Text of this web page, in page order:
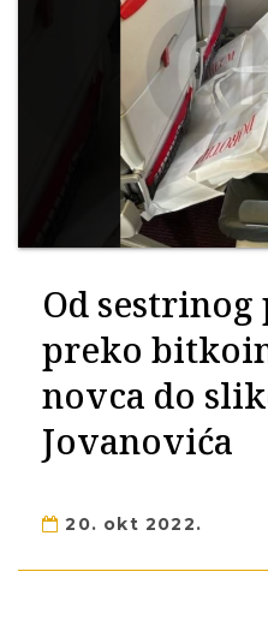
Od
preko
novca do
Jovanovića
20. okt 2022.